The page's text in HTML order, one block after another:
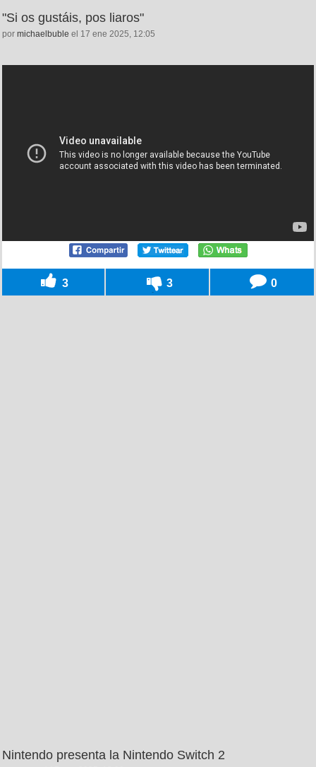
"Si os gustáis, pos liaros"
por michaelbuble el 17 ene 2025, 12:05
3 3 0
Nintendo presenta la Nintendo Switch 2